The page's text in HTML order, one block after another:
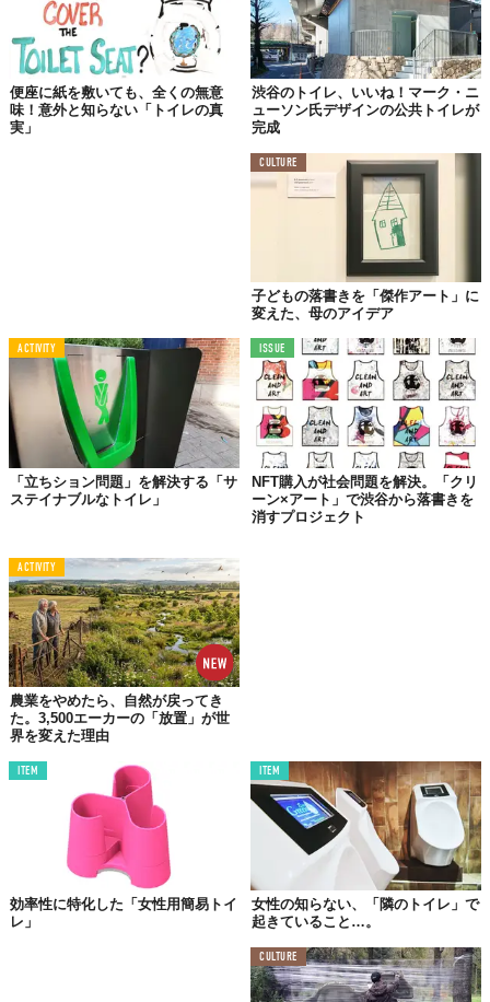
女性のサポートも受けて、彼は「
100箇所以上の公衆トイレにあ
る膨大な量の落書き
」を撮影して、それらを徹底的に分析したの
だとか。
すると、女性は40回も「LOVE」という単語を壁に書いているの
に男性はたった1回しか使っていない、などの結果が少しずつ明ら
僕たちが生活をしているなかで、トイレは一番プライベートな空
間と言ってもいいかもしれない。誰の目も気にせずにありのまま
でいられる。
本当の意味でひとりっきりになれる場所に書かれているメッセー
ジは、ペンをとったそれぞれの人の性格がダイレクトにあらわれ
るだろう。
いつまでたっても責任をとらない会社へのストレスや、新たな変
化に順応しきれない上司への愚痴、ふとしたときに考えてしまう
恋人への愛など。
イレの落書きを分析」は一つの方法になりうる。
そして、結果には明らかな傾向があらわれていた。
女性は仲間思い
男性はチャーミング
便座に紙を敷いても、全くの無意
味！意外と知らない「トイレの真
実」
渋谷のトイレ、いいね！マーク・ニ
ューソン⽒デザインの公共トイレが
完成
CULTURE
子どもの落書きを「傑作アート」に
変えた、母のアイデア
ACTIVITY
「立ちション問題」を解決する「サ
ステイナブルなトイレ」
ISSUE
NFT購入が社会問題を解決。「クリ
ーン×アート」で渋谷から落書きを
消すプロジェクト
ACTIVITY
農業をやめたら、自然が戻ってき
た。3,500エーカーの「放置」が世
界を変えた理由
ITEM
効率性に特化した「女性用簡易トイ
レ」
ITEM
女性の知らない、「隣のトイレ」で
起きていること…。
CULTURE